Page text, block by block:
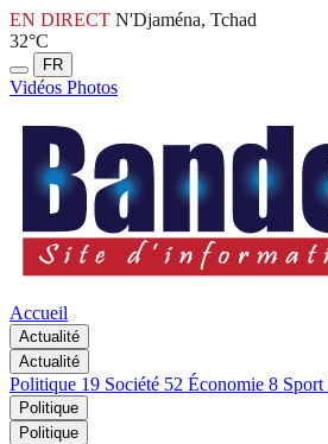
EN DIRECT N'Djaména, Tchad
32°C
FR
Vidéos Photos
Accueil
Actualité
Actualité
Politique 19 Société 52 Économie 8 Sport
Politique
Politique